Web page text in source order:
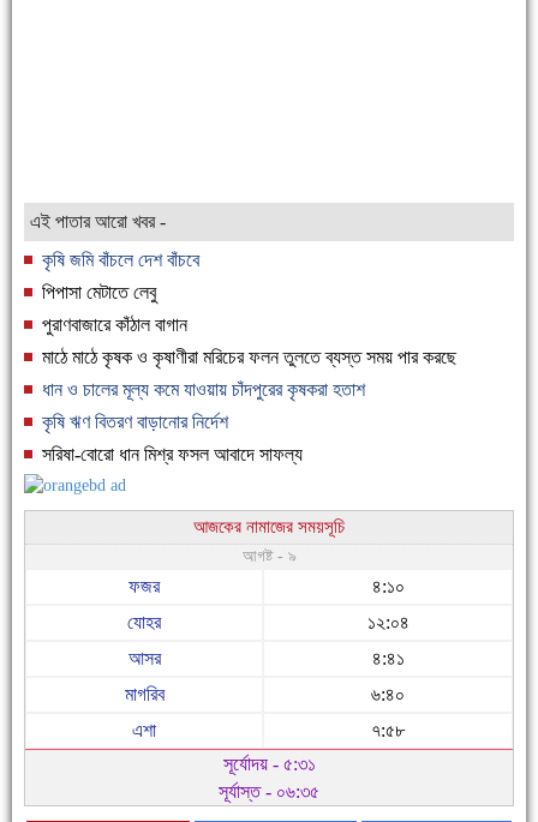
এই পাতার আরো খবর -
কৃষি জমি বাঁচলে দেশ বাঁচবে
পিপাসা মেটাতে লেবু
পুরাণবাজারে কাঁঠাল বাগান
মাঠে মাঠে কৃষক ও কৃষাণীরা মরিচের ফলন তুলতে ব্যস্ত সময় পার করছে
ধান ও চালের মূল্য কমে যাওয়ায় চাঁদপুরের কৃষকরা হতাশ
কৃষি ঋণ বিতরণ বাড়ানোর নির্দেশ
সরিষা-বোরো ধান মিশ্র ফসল আবাদে সাফল্য
আজকের নামাজের সময়সূচি
আগষ্ট - ৯
ফজর
৪:১০
যোহর
১২:০৪
আসর
৪:৪১
মাগরিব
৬:৪০
এশা
৭:৫৮
সূর্যোদয় - ৫:৩১
সূর্যাস্ত - ০৬:৩৫